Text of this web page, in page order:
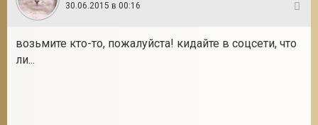
30.06.2015 в 00:16
возьмите кто-то, пожалуйста! кидайте в соцсети, что
ли...